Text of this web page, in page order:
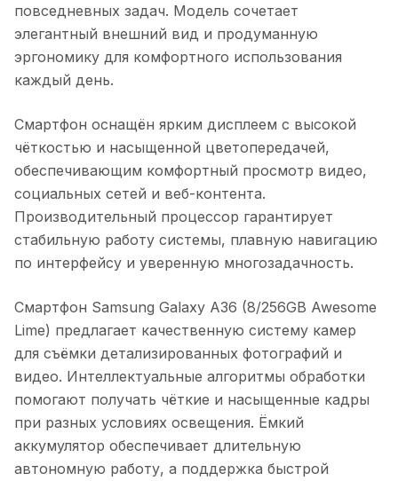
повседневных задач. Модель сочетает
элегантный внешний вид и продуманную
эргономику для комфортного использования
каждый день.
Смартфон оснащён ярким дисплеем с высокой
чёткостью и насыщенной цветопередачей,
обеспечивающим комфортный просмотр видео,
социальных сетей и веб-контента.
Производительный процессор гарантирует
стабильную работу системы, плавную навигацию
по интерфейсу и уверенную многозадачность.
Смартфон Samsung Galaxy A36 (8/256GB Awesome
Lime) предлагает качественную систему камер
для съёмки детализированных фотографий и
видео. Интеллектуальные алгоритмы обработки
помогают получать чёткие и насыщенные кадры
при разных условиях освещения. Ёмкий
аккумулятор обеспечивает длительную
автономную работу, а поддержка быстрой